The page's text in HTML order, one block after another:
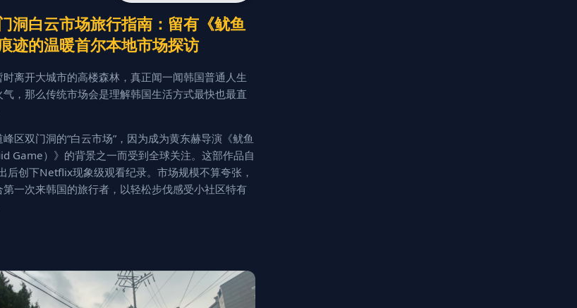
洞白云市场旅行指南：留有《鱿鱼
迹的温暖首尔本地市场探访
离开大城市的高楼森林，真正闻一闻韩国普通人生
，那么传统市场会是理解韩国生活方式最快也最直
区双门洞的“白云市场”，因为成为黄东赫导演《鱿鱼
Game）》的背景之一而受到全球关注。这部作品自
后创下Netflix现象级观看纪录。市场规模不算夸张，
第一次来韩国的旅行者，以轻松步伐感受小社区特有